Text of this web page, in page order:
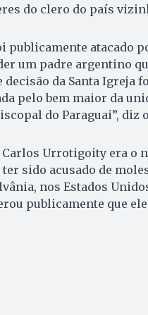
do clero do país
publicamente atacado
um padre argentino
decisão da Santa Igreja
pelo bem maior da
do Paraguai”, diz
Urrotigoity era o
ter sido acusado de
nos Estados
publicamente que